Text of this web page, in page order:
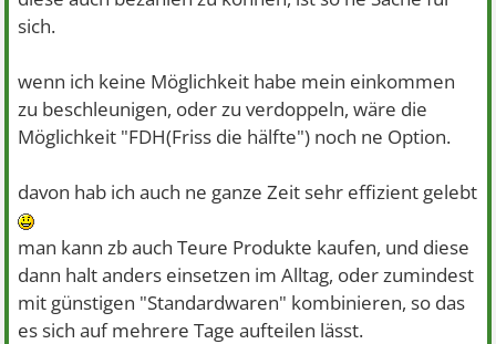
sich.
wenn ich keine Möglichkeit habe mein einkommen
zu beschleunigen, oder zu verdoppeln, wäre die
Möglichkeit "FDH(Friss die hälfte") noch ne Option.
davon hab ich auch ne ganze Zeit sehr effizient gelebt
man kann zb auch Teure Produkte kaufen, und diese
dann halt anders einsetzen im Alltag, oder zumindest
mit günstigen "Standardwaren" kombinieren, so das
es sich auf mehrere Tage aufteilen lässt.